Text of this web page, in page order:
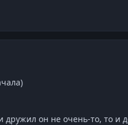
он не очень-то, то и